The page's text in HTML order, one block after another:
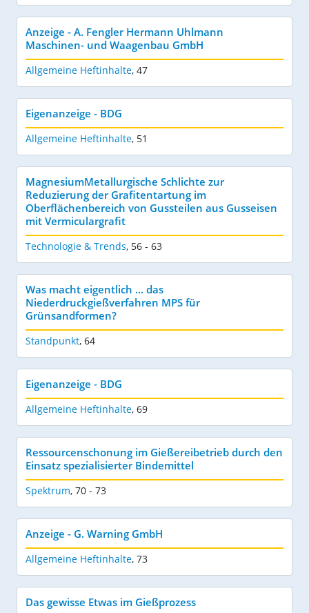
Anzeige - A. Fengler Hermann Uhlmann
Maschinen- und Waagenbau GmbH
Allgemeine Heftinhalte, 47
Eigenanzeige - BDG
Allgemeine Heftinhalte, 51
MagnesiumMetallurgische Schlichte zur
Reduzierung der Grafitentartung im
Oberflächenbereich von Gussteilen aus Gusseisen
mit Vermiculargrafit
Technologie & Trends, 56 - 63
Was macht eigentlich ... das
Niederdruckgießverfahren MPS für
Grünsandformen?
Standpunkt, 64
Eigenanzeige - BDG
Allgemeine Heftinhalte, 69
Ressourcenschonung im Gießereibetrieb durch den
Einsatz spezialisierter Bindemittel
Spektrum, 70 - 73
Anzeige - G. Warning GmbH
Allgemeine Heftinhalte, 73
Das gewisse Etwas im Gießprozess